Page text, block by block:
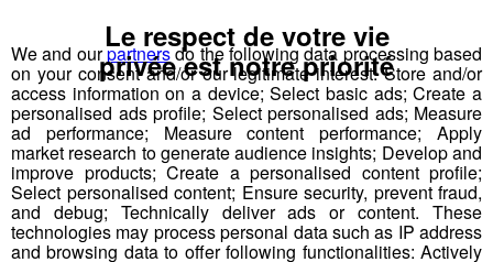
We and ourpartnersdo the following data processing based
on your consent and/or our legitimate interest: Store and/or
access information on a device; Select basic ads; Create a
personalised ads profile; Select personalised ads; Measure
ad performance; Measure content performance; Apply
market research to generate audience insights; Develop and
improve products; Create a personalised content profile;
Select personalised content; Ensure security, prevent fraud,
and debug; Technically deliver ads or content. These
technologies may process personal data such as IP address
and browsing data to offer following functionalities: Actively
Le respect de votre vie
privée est notre priorité